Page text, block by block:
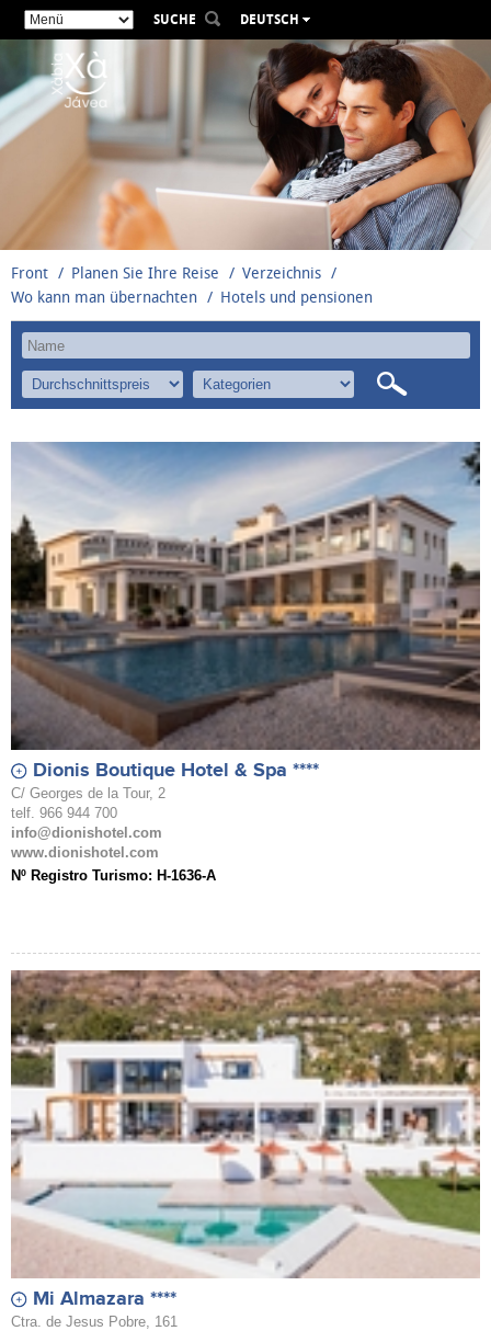
SUCHE
DEUTSCH
ESPAÑOL
VALENCIÀ
ENGLISH
FRANÇAIS
РУССКИЙ
Front Planen Sie Ihre Reise
Verzeichnis
Wo kann man übernachten
Hotels und pensionen
Dionis Boutique Hotel & Spa ****
C/ Georges de la Tour, 2
telf. 966 944 700
info@dionishotel.com
www.dionishotel.com
Nº Registro Turismo: H-1636-A
Mi Almazara ****
Ctra. de Jesus Pobre, 161